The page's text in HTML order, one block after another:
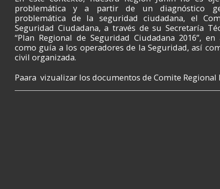
problemática y a partir de un diagnóstico
problemática de la seguridad ciudadana, el
Seguridad Ciudadana, a través de su Secretaría
“Plan Regional de Seguridad Ciudadana 2016”,
como guía a los operadores de la Seguridad, así
civil organizada.
Paara vizualizar los documentos de Comite Regional